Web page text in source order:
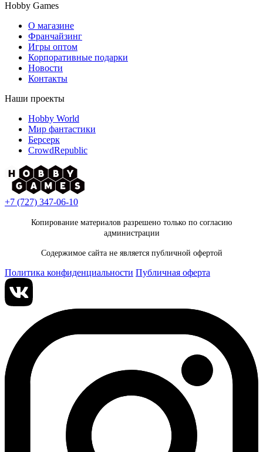
Hobby Games
О магазине
Франчайзинг
Игры оптом
Корпоративные подарки
Новости
Контакты
Наши проекты
Hobby World
Мир фантастики
Берсерк
CrowdRepublic
+7 (727) 347-06-10
Копирование материалов разрешено только по согласию
администрации
Содержимое сайта не является публичной офертой
Политика конфиденциальности Публичная оферта